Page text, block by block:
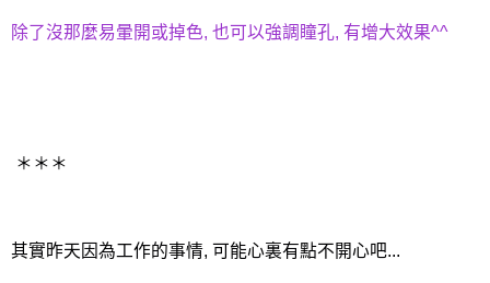
除了沒那麼易暈開或掉色, 也可以強調瞳孔, 有增大效果^^
＊＊＊
其實昨天因為工作的事情, 可能心裏有點不開心吧...